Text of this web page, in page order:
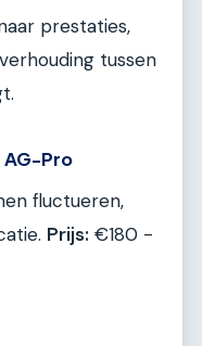
prestaties,
tussen
AG-Pro
fluctueren,
Prijs: €180 -